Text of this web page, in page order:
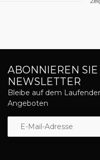
ABONNIEREN
NEWSLETTER
Bleibe auf dem
Angeboten